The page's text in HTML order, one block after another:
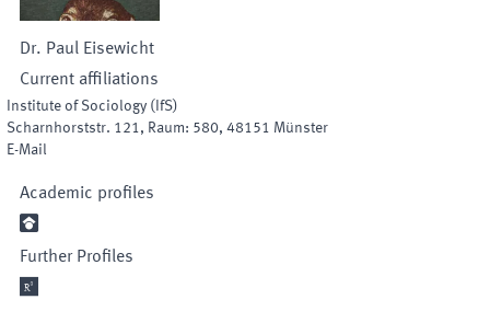
Dr. Paul Eisewicht
Current affiliations
Institute of Sociology ( IfS)
Scharnhorststr. 121, Raum: 580, 48151 Münster
E-Mail
Academic profiles

Further Profiles
